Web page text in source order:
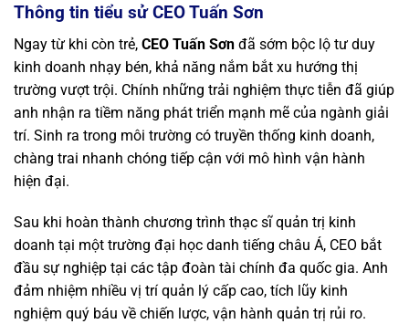
Thông tin tiểu sử CEO Tuấn Sơn
Ngay từ khi còn trẻ, CEO Tuấn Sơn đã sớm bộc lộ tư duy
kinh doanh nhạy bén, khả năng nắm bắt xu hướng thị
trường vượt trội. Chính những trải nghiệm thực tiễn đã giúp
anh nhận ra tiềm năng phát triển mạnh mẽ của ngành giải
trí. Sinh ra trong môi trường có truyền thống kinh doanh,
chàng trai nhanh chóng tiếp cận với mô hình vận hành
hiện đại.
Sau khi hoàn thành chương trình thạc sĩ quản trị kinh
doanh tại một trường đại học danh tiếng châu Á, CEO bắt
đầu sự nghiệp tại các tập đoàn tài chính đa quốc gia. Anh
đảm nhiệm nhiều vị trí quản lý cấp cao, tích lũy kinh
nghiệm quý báu về chiến lược, vận hành quản trị rủi ro.